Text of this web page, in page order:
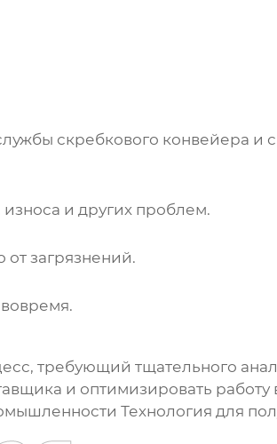
скребкового конвейера и
и других проблем.
загрязнений.
требующий тщательного
и оптимизировать
Технология для